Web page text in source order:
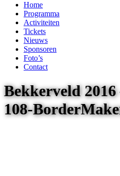
Home
Programma
Activiteiten
Tickets
Nieuws
Sponsoren
Foto’s
Contact
Bekkerveld
108-